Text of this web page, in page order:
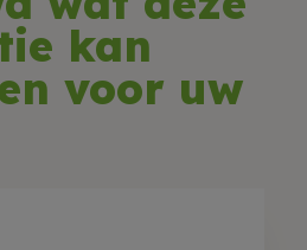
kan
voor uw